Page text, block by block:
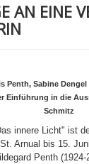
AN EINE
Penth, Sabine
Einführung in die
Schmitz
innere Licht" ist
Arnual bis 15.
Penth (1924-